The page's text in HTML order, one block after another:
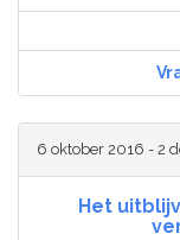
6 oktober 2016 - 2
Het